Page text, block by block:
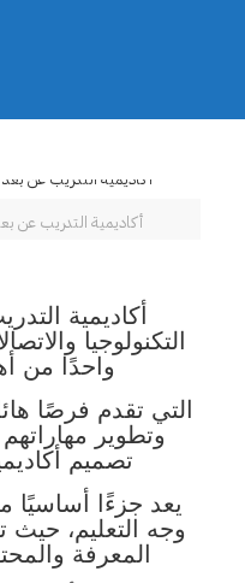
أكاديمية التدريب عن
أكاديمية
التكنولوجيا
واحدًا من
التي تقدم فرصًا
وتطوير
تصميم
يعد جزءًا أساسيًا
وجه التعليم، حيث
المعرفة